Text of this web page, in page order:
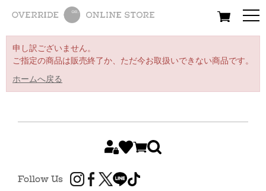
All Women Men
申し訳ございません。
ご指定の商品は販売終了か、ただ今お取扱いできない商品です。
ホームへ戻る
Follow Us